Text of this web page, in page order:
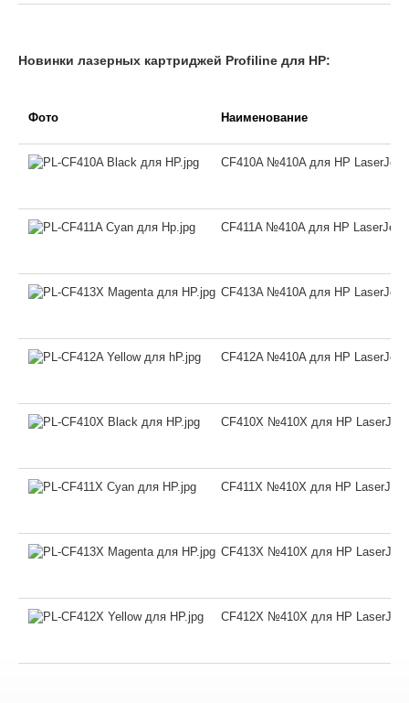
Новинки лазерных картриджей Profiline для HP:
Фото Наименование
CF410A №410A для HP LaserJet
CF411A №410A для HP LaserJet
CF413A №410A для HP LaserJet
CF412A №410A для HP LaserJet
CF410X №410X для HP LaserJet
CF411X №410X для HP LaserJet
CF413X №410X для HP LaserJet
CF412X №410X для HP LaserJet